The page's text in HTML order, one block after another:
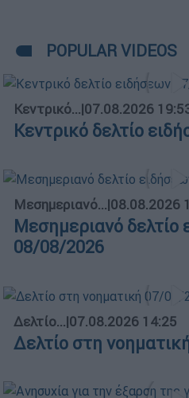
POPULAR VIDEOS
Κεντρικό...|07.08.2026
Κεντρικό δελτίο
Μεσημεριανό...|08.08.2026
Μεσημεριανό δελτίο
08/08/2026
Δελτίο...|07.08.2026 14:25
Δελτίο στη